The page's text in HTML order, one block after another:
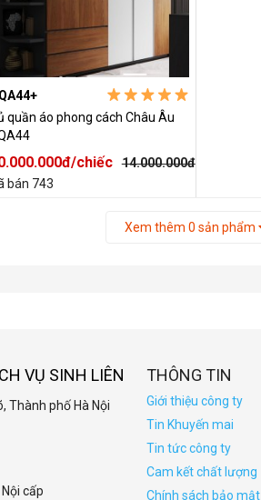
quần áo phong cách Châu Âu
chiếc
14.000.000đ
bán 743
Xem thêm0 sản phẩm
VỤ SINH LIÊN
Thành phố Hà Nội
cấp
THÔNG TIN
Giới thiệu công ty
Tin Khuyến mai
Tin tức công ty
Cam kết chất lượng
Chính sách bảo mật